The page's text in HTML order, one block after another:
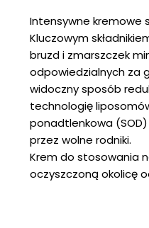
Intensywne kremowe
Kluczowym
bruzd i zmarszczek
odpowiedzialnych za
widoczny sposób
technologię
ponadtlenkowa
przez wolne rodniki.
Krem do stosowania
oczyszczoną okolicę